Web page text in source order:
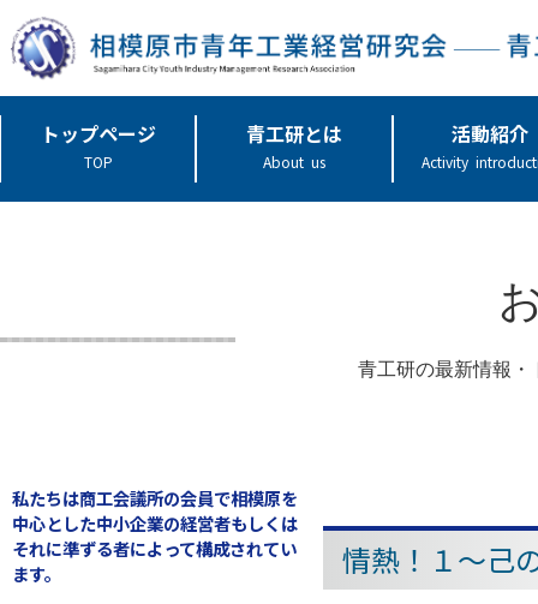
トップページ
TOP
青工研とは
About us
活動紹介
Activity
青工研の最新情報
私たちは商工会議所の会員で相模原を
中心とした中小企業の経営者もしくは
それに準ずる者によって構成されてい
ます。
情熱！１～己